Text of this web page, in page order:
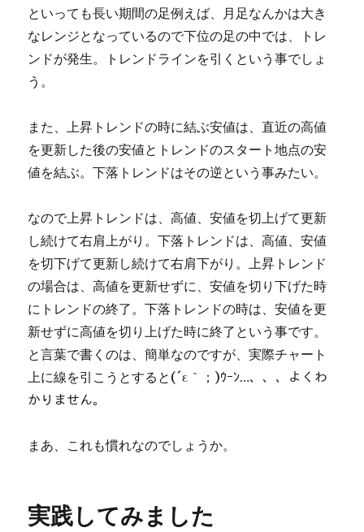
といっても長い期間の足例えば、月足なんかは大き
なレンジとなっているので下位の足の中では、トレ
ンドが発生。トレンドラインを引くという事でしょ
う。
また、上昇トレンドの時に結ぶ安値は、直近の高値
を更新した後の安値とトレンドのスタート地点の安
値を結ぶ。下落トレンドはその逆という事みたい。
なので上昇トレンドは、高値、安値を切上げて更新
し続けて右肩上がり。下落トレンドは、高値、安値
を切下げて更新し続けて右肩下がり。上昇トレンド
の場合は、高値を更新せずに、安値を切り下げた時
にトレンドの終了。下落トレンドの時は、安値を更
新せずに高値を切り上げた時に終了という事です。
と言葉で書くのは、簡単なのですが、実際チャート
上に線を引こうとすると(´ε｀；)ｳｰﾝ…、、、よくわ
かりません。
まあ、これも慣れなのでしょうか。
実践してみました